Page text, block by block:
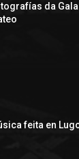
da
feita en